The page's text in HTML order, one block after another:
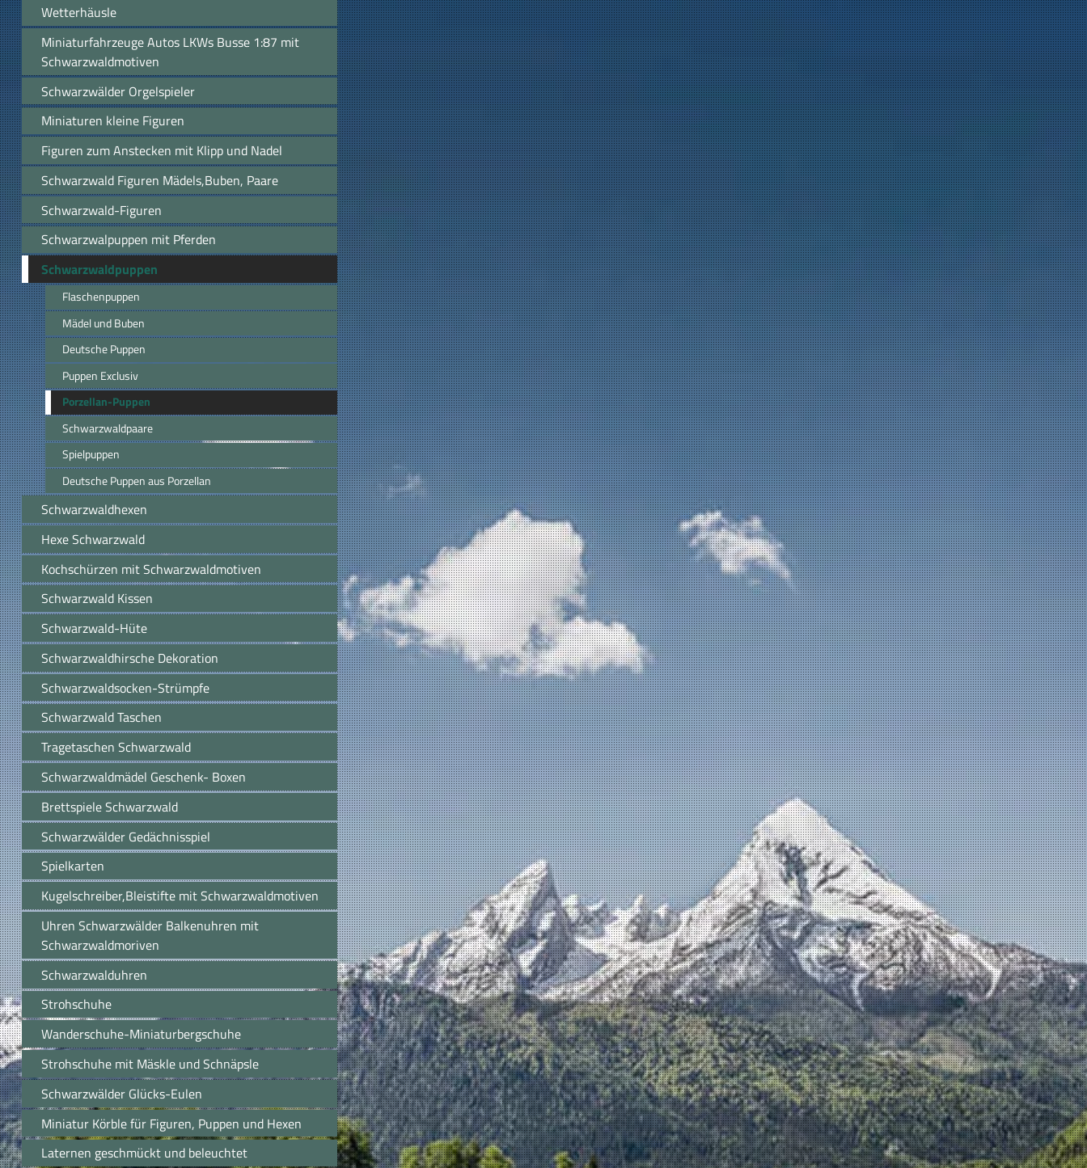
Wetterhäusle
Miniaturfahrzeuge Autos LKWs Busse 1:87 mit
Schwarzwaldmotiven
Schwarzwälder Orgelspieler
Miniaturen kleine Figuren
Figuren zum Anstecken mit Klipp und Nadel
Schwarzwald Figuren Mädels,Buben, Paare
Schwarzwald-Figuren
Schwarzwalpuppen mit Pferden
Schwarzwaldpuppen
Flaschenpuppen
Mädel und Buben
Deutsche Puppen
Puppen Exclusiv
Porzellan-Puppen
Schwarzwaldpaare
Spielpuppen
Deutsche Puppen aus Porzellan
Schwarzwaldhexen
Hexe Schwarzwald
Kochschürzen mit Schwarzwaldmotiven
Schwarzwald Kissen
Schwarzwald-Hüte
Schwarzwaldhirsche Dekoration
Schwarzwaldsocken-Strümpfe
Schwarzwald Taschen
Tragetaschen Schwarzwald
Schwarzwaldmädel Geschenk- Boxen
Brettspiele Schwarzwald
Schwarzwälder Gedächnisspiel
Spielkarten
Kugelschreiber,Bleistifte mit Schwarzwaldmotiven
Uhren Schwarzwälder Balkenuhren mit
Schwarzwaldmoriven
Schwarzwalduhren
Strohschuhe
Wanderschuhe-Miniaturbergschuhe
Strohschuhe mit Mäskle und Schnäpsle
Schwarzwälder Glücks-Eulen
Miniatur Körble für Figuren, Puppen und Hexen
Laternen geschmückt und beleuchtet